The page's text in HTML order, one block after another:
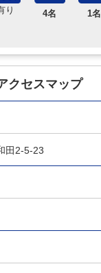
り 4名 1名
クセスマップ
田2-5-23